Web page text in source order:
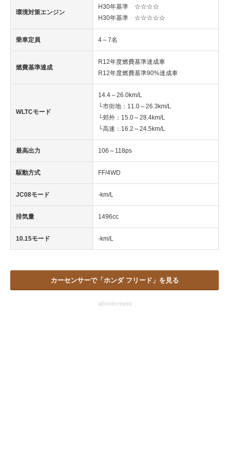
環境対策エンジン
H30年基準 ☆☆☆☆
H30年基準 ☆☆☆☆☆
乗車定員 4～7名
燃費基準達成
R12年度燃費基準達成車
R12年度燃費基準90%達成車
WLTCモード
14.4～26.0km/L
└市街地：11.0～26.3km/L
└郊外：15.0～28.4km/L
└高速：16.2～24.5km/L
最高出力 106～118ps
駆動方式 FF/4WD
JC08モード -km/L
排気量 1496cc
10.15モード -km/L
カーセンサーで「ホンダ フリード」を見る
advertisement